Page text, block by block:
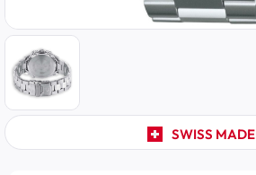
SWISS MADE